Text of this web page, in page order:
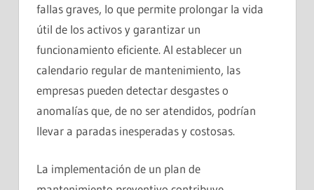
fallas graves, lo que permite prolongar la vida
útil de los activos y garantizar un
funcionamiento eficiente. Al establecer un
calendario regular de mantenimiento, las
empresas pueden detectar desgastes o
anomalías que, de no ser atendidos, podrían
llevar a paradas inesperadas y costosas.
La implementación de un plan de